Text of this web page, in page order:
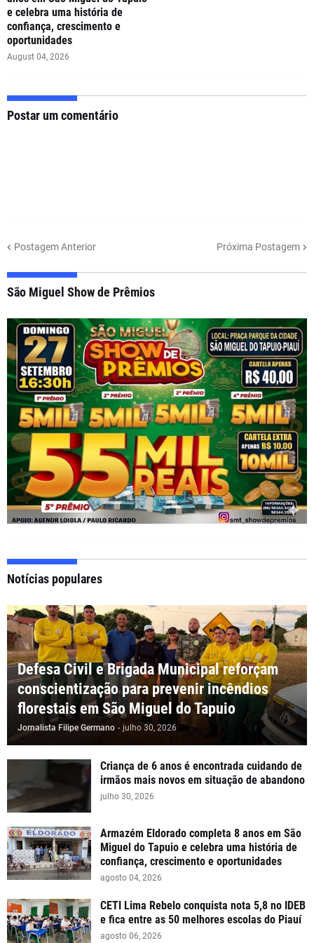
e celebra uma história de
confiança, crescimento e
oportunidades
August 04, 2026
Postar um comentário
Postagem Anterior Próxima Postagem
São Miguel Show de Prêmios
Notícias populares
Defesa Civil e Brigada Municipal reforçam
conscientização para prevenir incêndios
florestais em São Miguel do Tapuio
Jornalista Filipe Germano - julho 30, 2026
Criança de 6 anos é encontrada cuidando de
irmãos mais novos em situação de abandono
julho 30, 2026
Armazém Eldorado completa 8 anos em São
Miguel do Tapuio e celebra uma história de
confiança, crescimento e oportunidades
agosto 04, 2026
CETI Lima Rebelo conquista nota 5,8 no IDEB
e fica entre as 50 melhores escolas do Piauí
agosto 06, 2026